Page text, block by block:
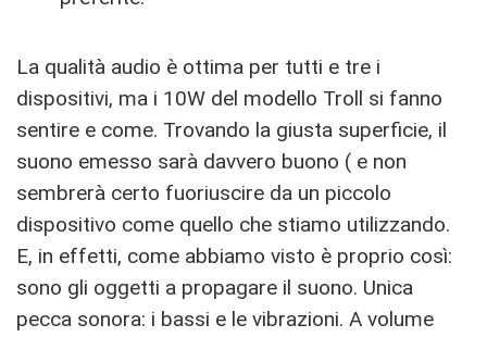
La qualità audio è ottima per tutti e tre i
dispositivi, ma i 10W del modello Troll si fanno
sentire e come. Trovando la giusta superficie, il
suono emesso sarà davvero buono ( e non
sembrerà certo fuoriuscire da un piccolo
dispositivo come quello che stiamo utilizzando.
E, in effetti, come abbiamo visto è proprio così:
sono gli oggetti a propagare il suono. Unica
pecca sonora: i bassi e le vibrazioni. A volume